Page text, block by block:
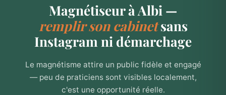
Magnétiseur à Albi —
remplir son cabinetsans
Instagram ni démarchage
Le magnétisme attire un public fidèle et engagé
— peu de praticiens sont visibles localement,
c'est une opportunité réelle.